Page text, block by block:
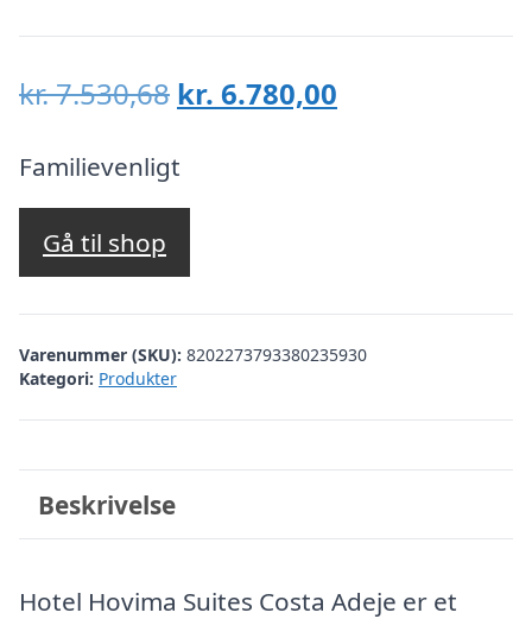
kr.7.530,68 Den
pris
var:
kr. 6.780,00
Familievenligt
Gå til shop
Varenummer (SKU): 8202273793380235930
Kategori: Produkter
Beskrivelse
Hotel Hovima Suites Costa Adeje er et